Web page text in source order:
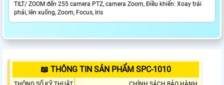
TILT/ ZOOM đến 255 camera PTZ, camera Zoom, Điều khiển: Xoay trái
phải, lên xuống, Zoom, Focus, Iris
📖 THÔNG TIN SẢN PHẨM SPC-1010